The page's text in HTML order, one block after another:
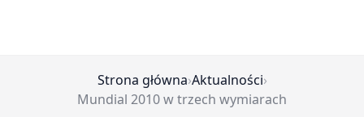
Strona główna›Aktualności›
Mundial 2010 w trzech wymiarach